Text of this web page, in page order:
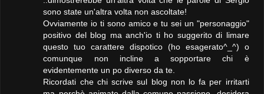
sono state un'altra volta non ascoltate!
Ovviamente io ti sono amico e tu sei un "personaggio"
positivo del blog ma anch'io ti ho suggerito di limare
questo tuo carattere dispotico (ho esagerato^_^) o
comunque non incline a sopportare chi è
evidentemente un po diverso da te.
Ricordati che chi scrive sul blog non lo fa per irritarti